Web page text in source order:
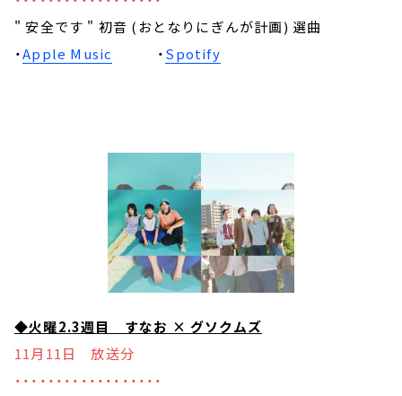
" 安全です " 初音 (おとなりにぎんが計画) 選曲
・Apple Music ・Spotify
◆火曜2.3週目 すなお × グソクムズ
11月11日 放送分
・・・・・・・・・・・・・・・・・・